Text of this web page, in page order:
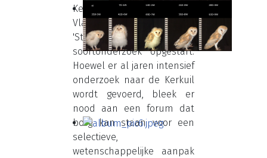
Kerkuilwerkgroep
Vlaanderen een
'Studiegroep
soortonderzoek' opgestart.
Hoewel er al jaren intensief
onderzoek naar de Kerkuil
wordt gevoerd, bleek er
nood aan een forum dat
borg kan staan voor een
selectieve,
wetenschappelijke aanpak